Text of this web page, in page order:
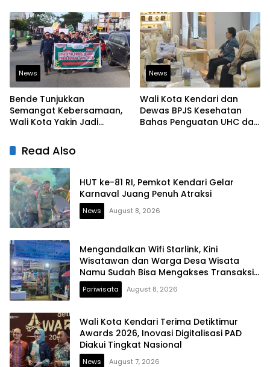
dan Berjiwa Pemimpin
Bangun Infrastruktur
Berintegritas
News
Bende Tunjukkan
Semangat Kebersamaan,
Wali Kota Yakin Jadi
Lain
News
Wali Kota Kendari dan
Dewas BPJS Kesehatan
Bahas Penguatan UHC dan
Read Also
HUT ke-81 RI, Pemkot Kendari Gelar
Karnaval Juang Penuh Atraksi
News August 8, 2026
Mengandalkan Wifi Starlink, Kini
Wisatawan dan Warga Desa Wisata
Namu Sudah Bisa Mengakses Transaksi
Digital
Pariwisata August 8, 2026
Wali Kota Kendari Terima Detiktimur
Awards 2026, Inovasi Digitalisasi PAD
Diakui Tingkat Nasional
News August 7, 2026